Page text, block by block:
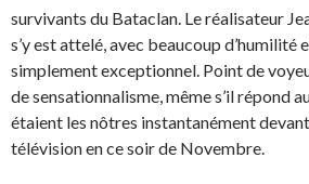
survivants du Bataclan. Le réalisateur
s’y est attelé, avec beaucoup
simplement exceptionnel. Point de
de sensationnalisme, même s’il répond
étaient les nôtres instantanément
télévision en ce soir de Novembre.